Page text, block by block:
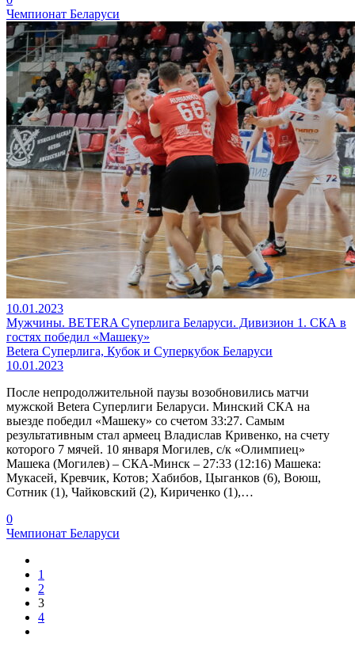
Чемпионат Беларуси
10.01.2023
Мужчины. BETERA Суперлига Беларуси. Дивизион 1. СКА в
гостях победил «Машеку»
Betera Суперлига, Кубок и Суперкубок Беларуси
10.01.2023
После непродолжительной паузы возобновились матчи
мужской Betera Суперлиги Беларуси. Минский СКА на
выезде победил «Машеку» со счетом 33:27. Самым
результативным стал армеец Владислав Кривенко, на счету
которого 7 мячей. 10 января Могилев, с/к «Олимпиец»
Машека (Могилев) – СКА-Минск – 27:33 (12:16) Машека:
Мукасей, Кревчик, Котов; Хабибов, Цыганков (6), Воюш,
Сотник (1), Чайковский (2), Кириченко (1),…
0
Чемпионат Беларуси
1
2
3
4